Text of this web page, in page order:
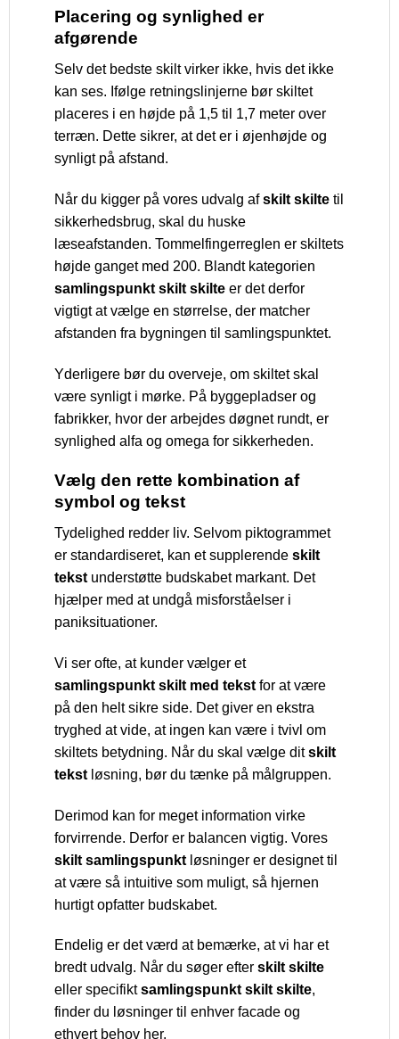
Placering og synlighed er
afgørende
Selv det bedste skilt virker ikke, hvis det ikke
kan ses. Ifølge retningslinjerne bør skiltet
placeres i en højde på 1,5 til 1,7 meter over
terræn. Dette sikrer, at det er i øjenhøjde og
synligt på afstand.
Når du kigger på vores udvalg afskilt skilte til
sikkerhedsbrug, skal du huske
læseafstanden. Tommelfingerreglen er skiltets
højde ganget med 200. Blandt kategorien
samlingspunkt skilt skilte er det derfor
vigtigt at vælge en størrelse, der matcher
afstanden fra bygningen til samlingspunktet.
Yderligere bør du overveje, om skiltet skal
være synligt i mørke. På byggepladser og
fabrikker, hvor der arbejdes døgnet rundt, er
synlighed alfa og omega for sikkerheden.
Vælg den rette kombination af
symbol og tekst
Tydelighed redder liv. Selvom piktogrammet
er standardiseret, kan et supplerende skilt
tekst understøtte budskabet markant. Det
hjælper med at undgå misforståelser i
paniksituationer.
Vi ser ofte, at kunder vælger et
samlingspunkt skilt med tekst for at være
på den helt sikre side. Det giver en ekstra
tryghed at vide, at ingen kan være i tvivl om
skiltets betydning. Når du skal vælge ditskilt
tekst løsning, bør du tænke på målgruppen.
Derimod kan for meget information virke
forvirrende. Derfor er balancen vigtig. Vores
skilt samlingspunkt løsninger er designet til
at være så intuitive som muligt, så hjernen
hurtigt opfatter budskabet.
Endelig er det værd at bemærke, at vi har et
bredt udvalg. Når du søger efter skilt skilte
eller specifiktsamlingspunkt skilt skilte,
finder du løsninger til enhver facade og
ethvert behov her.